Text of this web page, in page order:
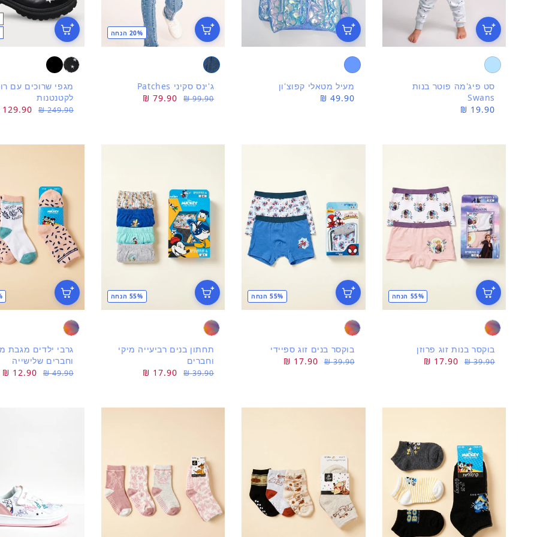
סט פיג'מה פוטר בנות
Swans
מחיר
19.90 ₪
מעיל מטאלי קפוצ'ון
מחיר
49.90 ₪
20% הנחה
ג'ינס סקיני Patches
מחיר
99.90 ₪
מחיר
79.90 ₪
מגפי שרוכים עם
לקטנטנות
מחיר
249.90 ₪
מחיר
129.90 ₪
55% הנחה
בוקסר בנות זוג פרוזן
מחיר
39.90 ₪
מחיר
17.90 ₪
55% הנחה
בוקסר בנים זוג ספיידי
מחיר
39.90 ₪
מחיר
17.90 ₪
55% הנחה
תחתון בנים רביעייה מיקי
וחברים
מחיר
39.90 ₪
מחיר
17.90 ₪
גרבי ילדים מגבת
וחברים שלישייה
מחיר
49.90 ₪
מחיר
12.90 ₪